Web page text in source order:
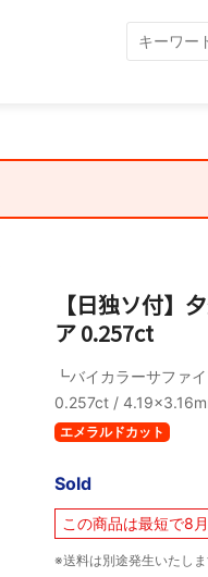
【日独ソ付】
ア 0.257ct
┗バイカラーサファ
0.257ct /
エメラルドカット
Sold
この商品は最短で8
※送料は別途発生いたしま